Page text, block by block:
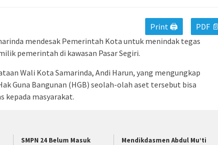
Print 🖨
PDF 📄
mendesak Pemerintah Kota untuk menindak tegas
pemerintah di kawasan Pasar Segiri.
Wali Kota Samarinda, Andi Harun, yang mengungkap
Guna Bangunan (HGB) seolah-olah aset tersebut bisa
kepada masyarakat.
SMPN 24 Belum Masuk
Mendikdasmen Abdul Mu’ti